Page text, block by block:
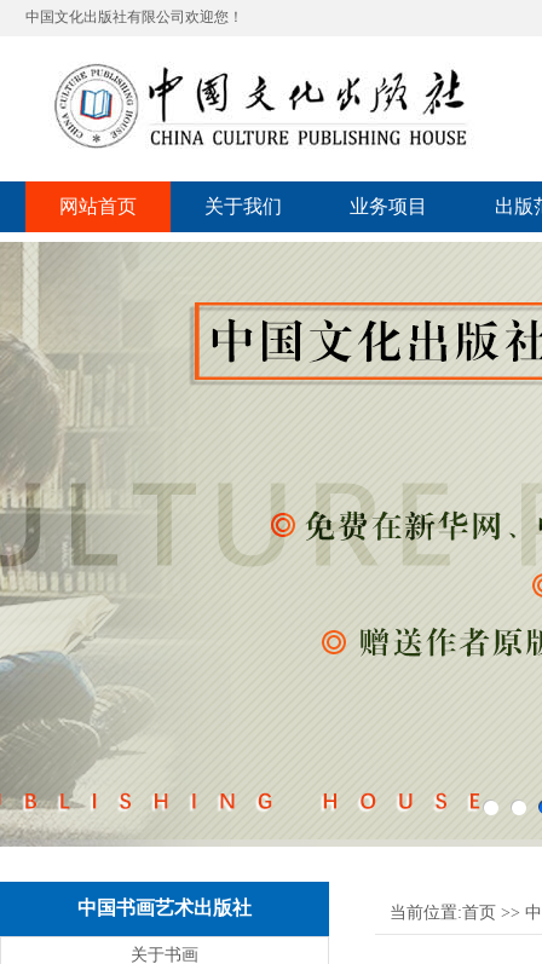
中国文化出版社有限公司欢迎您！
网站首页 关于我们 业务项目 出版
中国书画艺术出版社
关于书画
当前位置:首页 >>